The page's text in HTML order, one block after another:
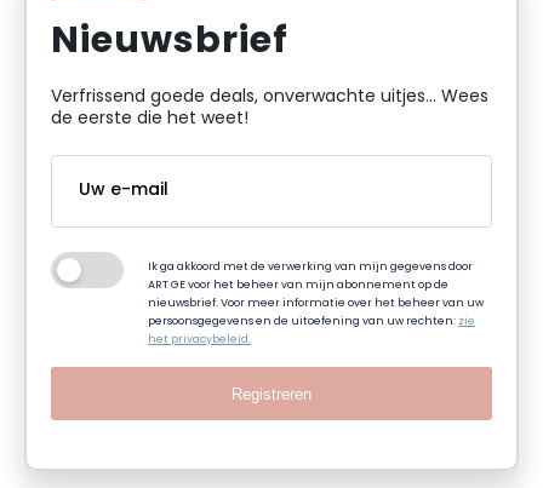
Nieuwsbrief
Verfrissend goede deals, onverwachte uitjes... Wees
de eerste die het weet!
Ik ga akkoord met de verwerking van mijn gegevens door
ART GE voor het beheer van mijn abonnement op de
nieuwsbrief. Voor meer informatie over het beheer van uw
persoonsgegevens en de uitoefening van uw rechten:zie
het privacybeleid.
Registreren